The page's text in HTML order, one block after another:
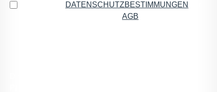
DATENSCHUTZBESTIMMUNGEN
AGB